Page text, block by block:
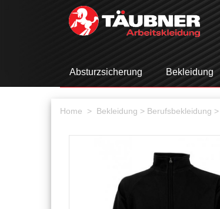
Absturzsicherung Bekleidung
Home > Bekleidung > Berufsbekleidung